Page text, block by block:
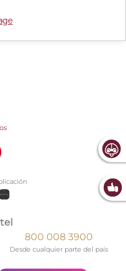
800 008 3900
Desde cualquier parte del país